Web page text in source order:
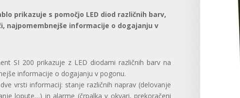
prikazuje s pomočjo LED diod različnih barv,
najpomembnejše informacije o dogajanju v
SI 200 prikazuje z LED diodami različnih barv na
informacije o dogajanju v pogonu.
vrsti informacij: stanje različnih naprav (delovanje
lopute…) in alarme (črpalka v okvari, prekoračeni